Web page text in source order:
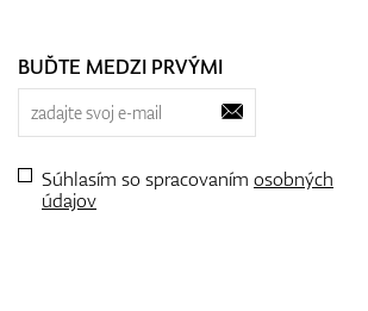
BUĎTE MEDZI PRVÝMI
Súhlasím so spracovaním osobných
údajov